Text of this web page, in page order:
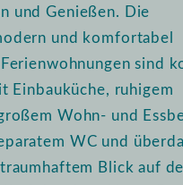
und Genießen. Die
und komfortabel
sind
Einbauküche, ruhigem
Wohn- und
WC und
Blick auf